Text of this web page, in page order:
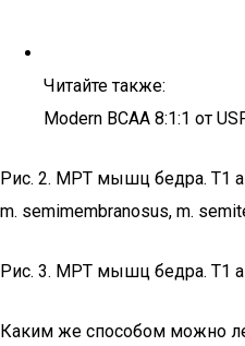
Читайте также:
Modern BCAA 8:1:1 от
Рис. 2. МРТ мышц бедра. Т1
m. semimembranosus, m.
Рис. 3. МРТ мышц бедра. Т1
Каким же способом можно